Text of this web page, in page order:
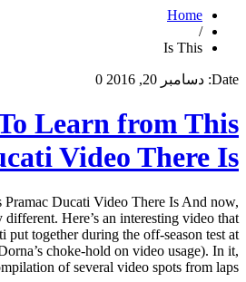
Home
/
Is This
Date: دسامبر 20, 2016 0
Learn from This
Video There Is
Ducati Video There Is And now,
Here’s an interesting video that
put together during the off-season test at
choke-hold on video usage). In it,
of several video spots from laps […]